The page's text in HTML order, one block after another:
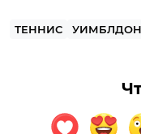
ТЕННИС